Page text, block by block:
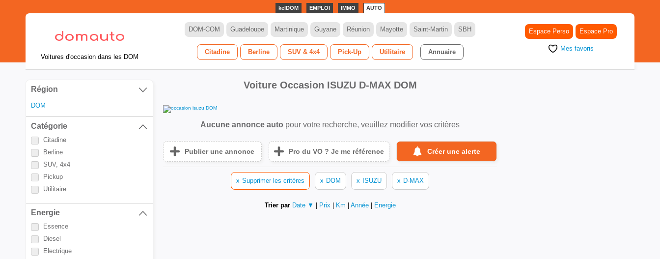
kelDOM EMPLOI IMMO AUTO
Voitures d'occasion dans les DOM
DOM-COM Guadeloupe Martinique Guyane Réunion Mayotte Saint-Martin SBH
Citadine Berline SUV & 4x4 Pick-Up Utilitaire Annuaire
Espace Perso Espace Pro
Mes favoris
Région
DOM
Catégorie
Citadine
Berline
SUV, 4x4
Pickup
Utilitaire
Energie
Essence
Diesel
Electrique
Voiture Occasion ISUZU D-MAX DOM
Aucune annonce auto pour votre recherche, veuillez modifier vos critères
Publier une annonce Pro du VO ? Je me référence Créer une alerte
x Supprimer les critères x DOM x ISUZU x D-MAX
Trier par Date ▼ Prix Km Année Energie